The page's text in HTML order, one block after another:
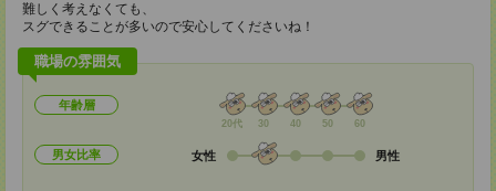
難しく考えなくても、
スグできることが多いので安心してくださいね！
職場の雰囲気
年齢層
20代 30 40 50 60
男女比率 女性 男性